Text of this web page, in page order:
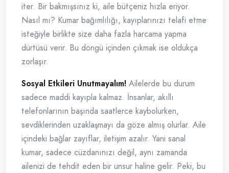
iter. Bir bakmışsınız ki, aile bütçeniz hızla eriyor.
Nasıl mı? Kumar bağımlılığı, kayıplarınızı telafi etme
isteğiyle birlikte size daha fazla harcama yapma
dürtüsü verir. Bu döngü içinden çıkmak ise oldukça
zorlaşır.
Sosyal Etkileri Unutmayalım! Ailelerde bu durum
sadece maddi kayıpla kalmaz. İnsanlar, akıllı
telefonlarının başında saatlerce kaybolurken,
sevdiklerinden uzaklaşmayı da göze almış olurlar. Aile
içindeki bağlar zayıflar, iletişim azalır. Yani sanal
kumar, sadece cüzdanınızı değil, aynı zamanda
ailenizi de tehdit eden bir unsur haline gelir. Peki, bu